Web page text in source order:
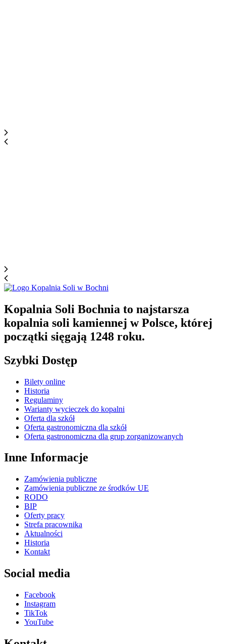
Kopalnia Soli Bochnia to najstarsza
kopalnia soli kamiennej w Polsce, której
początki sięgają 1248 roku.
Szybki Dostęp
Bilety online
Historia
Regulaminy
Warianty wycieczek do kopalni
Oferta dla szkół
Oferta gastronomiczna dla szkół
Oferta gastronomiczna dla grup zorganizowanych
Inne Informacje
Zamówienia publiczne
Zamówienia publiczne ze środków UE
RODO
BIP
Oferty pracy
Strefa pracownika
Aktualności
Historia
Kontakt
Social media
Facebook
Instagram
TikTok
YouTube